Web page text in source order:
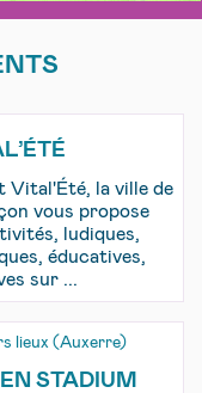
Vital'Été, la ville de
vous propose
ludiques,
éducatives,
sur ...
lieux (Auxerre)
STADIUM